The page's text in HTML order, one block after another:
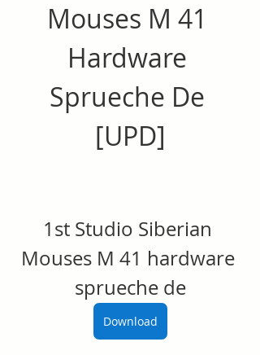
Mouses M 41
Hardware
Sprueche De
[UPD]
1st Studio Siberian
Mouses M 41 hardware
sprueche de
Download